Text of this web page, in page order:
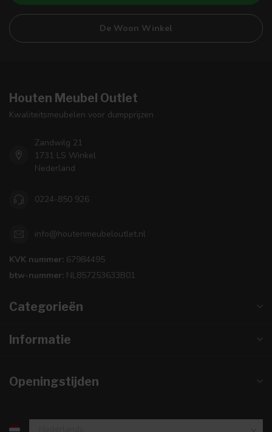
De Woon Winkel
Houten Meubel Outlet
Kwaliteitsmeubelen voor dumpprijzen
Zandwilg 21
1731 LS Winkel
Nederland
0224-850 926
info@houtenmeubeloutlet.nl
KVK nummer: 67984495
btw-nummer: NL857253633B01
Categorieën
Informatie
Openingstijden